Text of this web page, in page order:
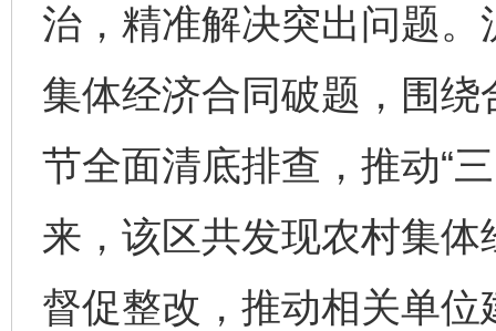
治，精准解决突出问题
集体经济合同破题，围
节全面清底排查，推动“
来，该区共发现农村集
督促整改，推动相关单